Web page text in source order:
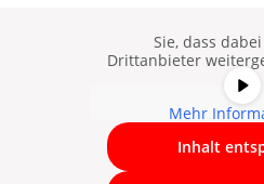
Sie, dass
Drittanbieter
Mehr
Inhalt